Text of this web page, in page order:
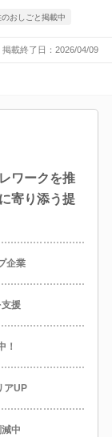
のおしごと掲載中
掲載終了日：2026/04/09
ワークを推
寄り添う提
企業
援
！
アUP
中